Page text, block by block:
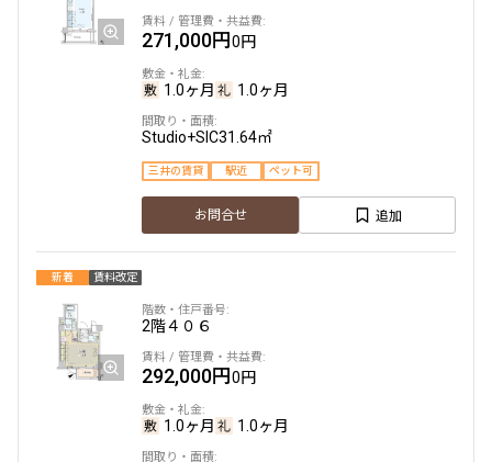
271,000円0円
1.0ヶ月 1.0ヶ月
Studio+SIC31.64㎡
三井の賃貸 駅近 ペット可
お問合せ 追加
新着 賃料改定
2階４０６
292,000円0円
1.0ヶ月 1.0ヶ月